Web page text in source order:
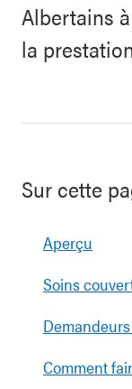
Albertains
la
Sur cette
Aperçu
Soins
Comment